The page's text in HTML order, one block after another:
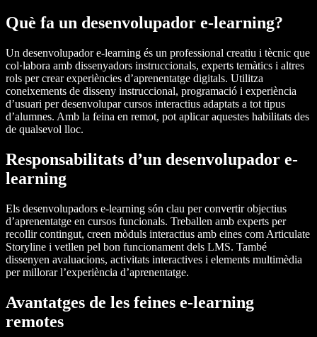
Què fa un desenvolupador e-learning?
Un desenvolupador e-learning és un professional creatiu i tècnic que
col·labora amb dissenyadors instruccionals, experts temàtics i altres
rols per crear experiències d’aprenentatge digitals. Utilitza
coneixements de disseny instruccional, programació i experiència
d’usuari per desenvolupar cursos interactius adaptats a tot tipus
d’alumnes. Amb la feina en remot, pot aplicar aquestes habilitats des
de qualsevol lloc.
Responsabilitats d’un desenvolupador e-
learning
Els desenvolupadors e-learning són clau per convertir objectius
d’aprenentatge en cursos funcionals. Treballen amb experts per
recollir contingut, creen mòduls interactius amb eines com Articulate
Storyline i vetllen pel bon funcionament dels LMS. També
dissenyen avaluacions, activitats interactives i elements multimèdia
per millorar l’experiència d’aprenentatge.
Avantatges de les feines e-learning
remotes